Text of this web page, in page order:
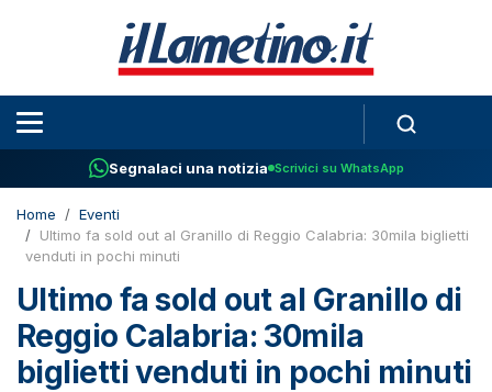
Segnalaci una notizia Scrivici su WhatsApp
Home
Eventi
Ultimo fa sold out al Granillo di Reggio Calabria: 30mila biglietti
venduti in pochi minuti
Ultimo fa sold out al Granillo di
Reggio Calabria: 30mila
biglietti venduti in pochi minuti